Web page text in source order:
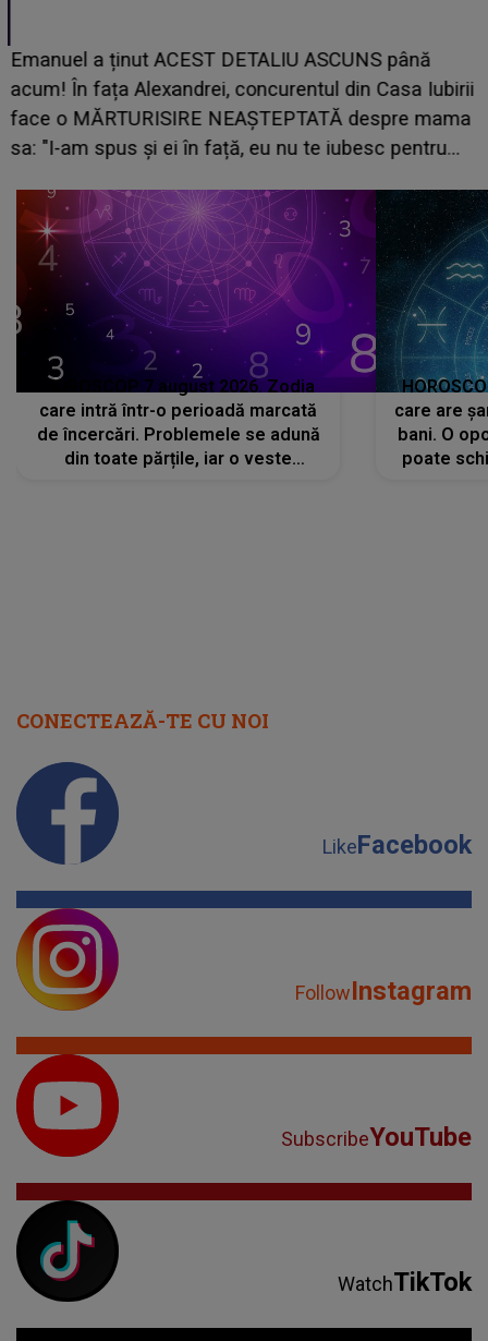
Emanuel a ținut ACEST DETALIU ASCUNS până
acum! În fața Alexandrei, concurentul din Casa Iubirii
face o MĂRTURISIRE NEAȘTEPTATĂ despre mama
sa: "I-am spus și ei în față, eu nu te iubesc pentru
HOROSCOP 7 august 2026. Zodia
care intră într-o perioadă marcată
de încercări. Problemele se adună
din toate părțile, iar o veste
care are
bani. O
poate
CONECTEAZĂ-TE CU NOI
LikeFacebook
FollowInstagram
SubscribeYouTube
WatchTikTok